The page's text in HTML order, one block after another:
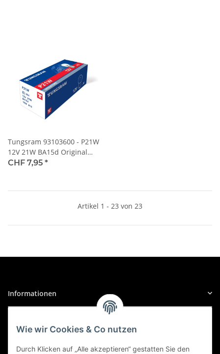
Tungsram 93103600 - P21W
12V 21W BA15d Original
ranGE 1St
CHF 7,95 *
Artikel 1 - 23 von 23
Informationen
Sicher Einkaufen
Wie wir Cookies & Co nutzen
Durch Klicken auf „Alle akzeptieren“ gestatten Sie den